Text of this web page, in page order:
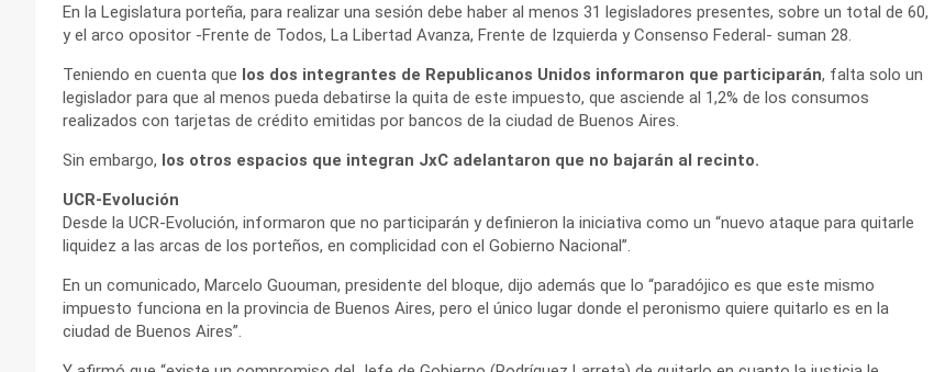
En la Legislatura porteña, para realizar una sesión debe haber al menos 31 legisladores presentes, sobre un total de 60,
y el arco opositor -Frente de Todos, La Libertad Avanza, Frente de Izquierda y Consenso Federal- suman 28.
Teniendo en cuenta que los dos integrantes de Republicanos Unidos informaron que participarán, falta solo un
legislador para que al menos pueda debatirse la quita de este impuesto, que asciende al 1,2% de los consumos
realizados con tarjetas de crédito emitidas por bancos de la ciudad de Buenos Aires.
Sin embargo, los otros espacios que integran JxC adelantaron que no bajarán al recinto.
UCR-Evolución
Desde la UCR-Evolución, informaron que no participarán y definieron la iniciativa como un “nuevo ataque para quitarle
liquidez a las arcas de los porteños, en complicidad con el Gobierno Nacional”.
En un comunicado, Marcelo Guouman, presidente del bloque, dijo además que lo “paradójico es que este mismo
impuesto funciona en la provincia de Buenos Aires, pero el único lugar donde el peronismo quiere quitarlo es en la
ciudad de Buenos Aires”.